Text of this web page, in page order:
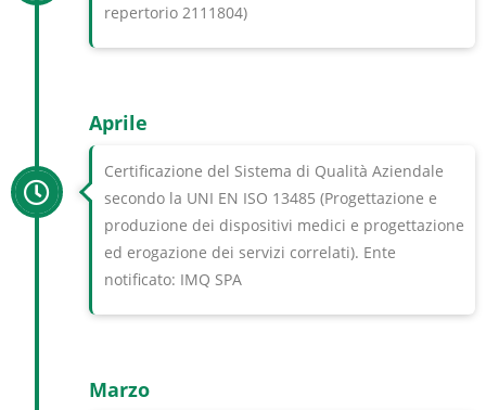
repertorio 2111804)
Aprile
Certificazione del Sistema di Qualità Aziendale
secondo la UNI EN ISO 13485 (Progettazione e
produzione dei dispositivi medici e progettazione
ed erogazione dei servizi correlati). Ente
notificato: IMQ SPA
Marzo